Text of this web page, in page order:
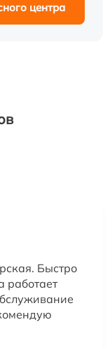
центра
Быстро
работает